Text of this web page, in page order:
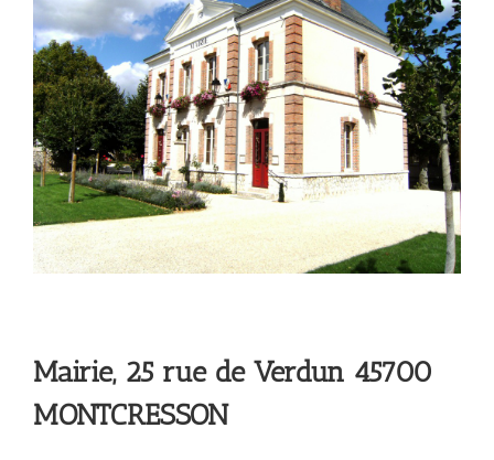
Mairie, 25 rue de Verdun 45700
MONTCRESSON